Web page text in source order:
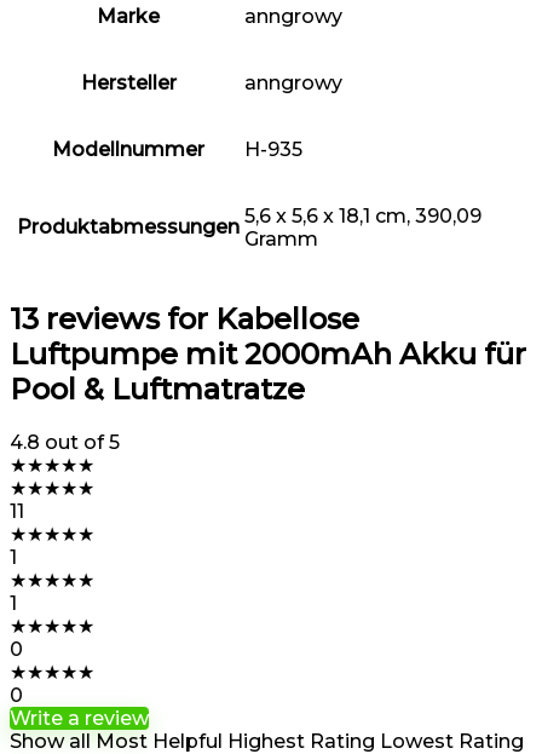
Marke ‎anngrowy
Hersteller ‎anngrowy
Modellnummer ‎H-935
Produktabmessungen ‎5,6 x 5,6 x 18,1 cm, 390,09
Gramm
13 reviews for Kabellose
Luftpumpe mit 2000mAh Akku für
Pool & Luftmatratze
4.8 out of 5
★★★★★
★★★★★
11
★★★★★
1
★★★★★
1
★★★★★
0
★★★★★
0
Write a review
Show all Most Helpful Highest Rating Lowest Rating